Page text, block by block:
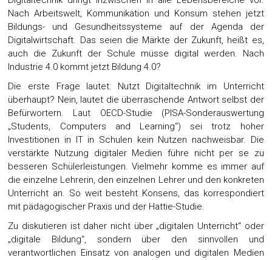
Nach Arbeitswelt, Kommunikation und Konsum stehen jetzt
Bildungs- und Gesundheitssysteme auf der Agenda der
Digitalwirtschaft. Das seien die Märkte der Zukunft, heißt es,
auch die Zukunft der Schule müsse digital werden. Nach
Industrie 4.0 kommt jetzt Bildung 4.0?
Die erste Frage lautet: Nutzt Digitaltechnik im Unterricht
überhaupt? Nein, lautet die überraschende Antwort selbst der
Befürwortern. Laut OECD-Studie (PISA-Sonderauswertung
„Students, Computers and Learning“) sei trotz hoher
Investitionen in IT in Schulen kein Nutzen nachweisbar. Die
verstärkte Nutzung digitaler Medien führe nicht per se zu
besseren Schülerleistungen. Vielmehr komme es immer auf
die einzelne Lehrerin, den einzelnen Lehrer und den konkreten
Unterricht an. So weit besteht Konsens, das korrespondiert
mit pädagogischer Praxis und der Hattie-Studie.
Zu diskutieren ist daher nicht über „digitalen Unterricht“ oder
„digitale Bildung“, sondern über den sinnvollen und
verantwortlichen Einsatz von analogen und digitalen Medien